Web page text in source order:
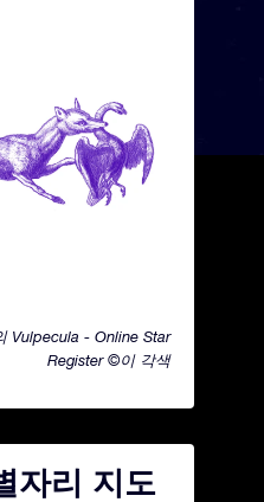
Vulpecula - Online Star
Register ©이 각색
자리 지도